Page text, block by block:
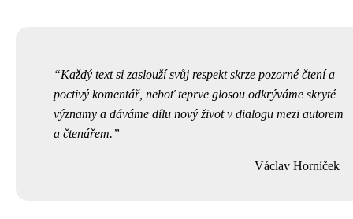
Každý text si zaslouží svůj respekt skrze pozorné čtení a
poctivý komentář, neboť teprve glosou odkrýváme skryté
významy a dáváme dílu nový život v dialogu mezi autorem
a čtenářem.
Václav Horníček